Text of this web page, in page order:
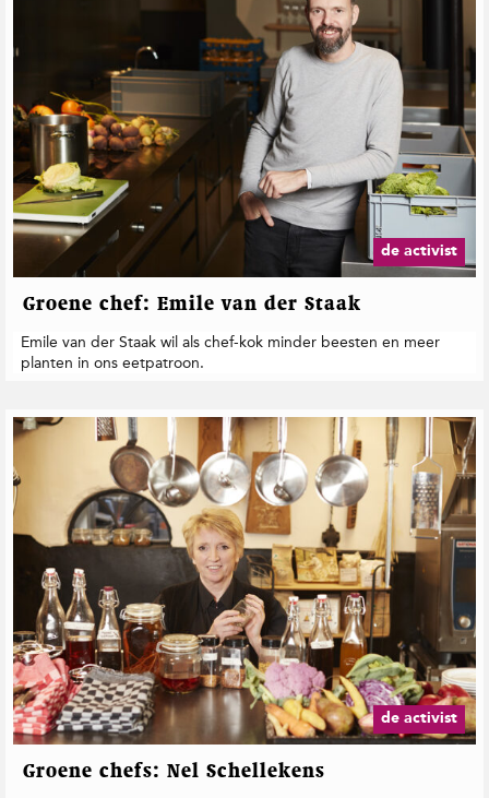
de activist
Groene chef: Emile van der Staak
Emile van der Staak wil als chef-kok minder beesten en meer
planten in ons eetpatroon.
de activist
Groene chefs: Nel Schellekens